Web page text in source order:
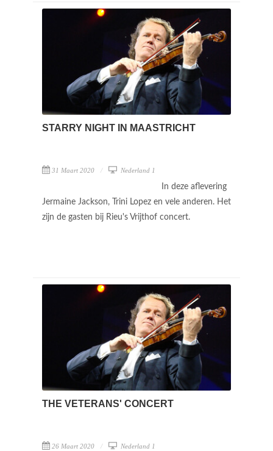
STARRY NIGHT IN MAASTRICHT
31 Maart 2020 Nederland 1
In deze aflevering
Jermaine Jackson, Trini Lopez en vele anderen. Het
zijn de gasten bij Rieu's Vrijthof concert.
THE VETERANS' CONCERT
26 Maart 2020 Nederland 1